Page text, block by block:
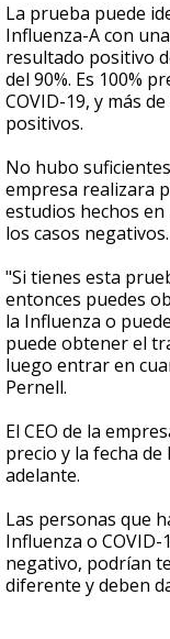
La prueba puede
Influenza-A con
resultado positivo
del 90%. Es 100%
COVID-19, y más
positivos.
No hubo
empresa realizara
estudios hechos
los casos negativos.
"Si tienes esta
entonces puedes
la Influenza o
puede obtener el
luego entrar en
Pernell.
El CEO de la
precio y la fecha
adelante.
Las personas que
Influenza o
negativo, podrían
diferente y deben